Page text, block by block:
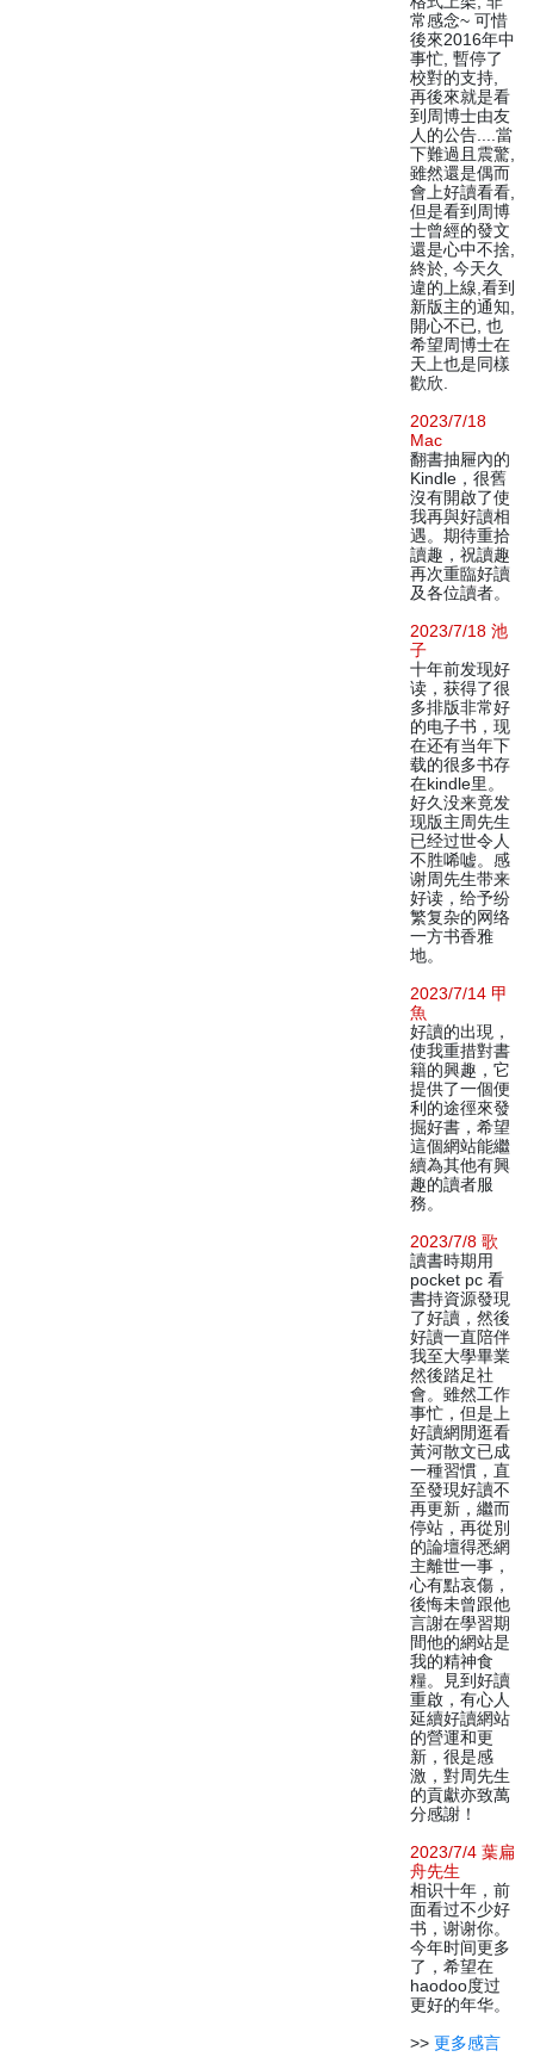
常感念~ 可惜
後來2016年中
事忙, 暫停了
校對的支持,
再後來就是看
到周博士由友
人的公告....當
下難過且震驚,
雖然還是偶而
會上好讀看看,
但是看到周博
士曾經的發文
還是心中不捨,
終於, 今天久
違的上線,看到
新版主的通知,
開心不已, 也
希望周博士在
天上也是同樣
歡欣.
2023/7/18
Mac
翻書抽屜內的
Kindle，很舊
沒有開啟了使
我再與好讀相
遇。期待重拾
讀趣，祝讀趣
再次重臨好讀
及各位讀者。
2023/7/18 池
子
十年前发现好
读，获得了很
多排版非常好
的电子书，现
在还有当年下
载的很多书存
在kindle里。
好久没来竟发
现版主周先生
已经过世令人
不胜唏嘘。感
谢周先生带来
好读，给予纷
繁复杂的网络
一方书香雅
地。
2023/7/14 甲
魚
好讀的出現，
使我重措對書
籍的興趣，它
提供了一個便
利的途徑來發
掘好書，希望
這個網站能繼
續為其他有興
趣的讀者服
務。
2023/7/8 歌
讀書時期用
pocket pc 看
書持資源發現
了好讀，然後
好讀一直陪伴
我至大學畢業
然後踏足社
會。雖然工作
事忙，但是上
好讀網閒逛看
黃河散文已成
一種習慣，直
至發現好讀不
再更新，繼而
停站，再從別
的論壇得悉網
主離世一事，
心有點哀傷，
後悔未曾跟他
言謝在學習期
間他的網站是
我的精神食
糧。見到好讀
重啟，有心人
延續好讀網站
的營運和更
新，很是感
激，對周先生
的貢獻亦致萬
分感謝！
2023/7/4 葉扁
舟先生
相识十年，前
面看过不少好
书，谢谢你。
今年时间更多
了，希望在
haodoo度过
更好的年华。
>> 更多感言